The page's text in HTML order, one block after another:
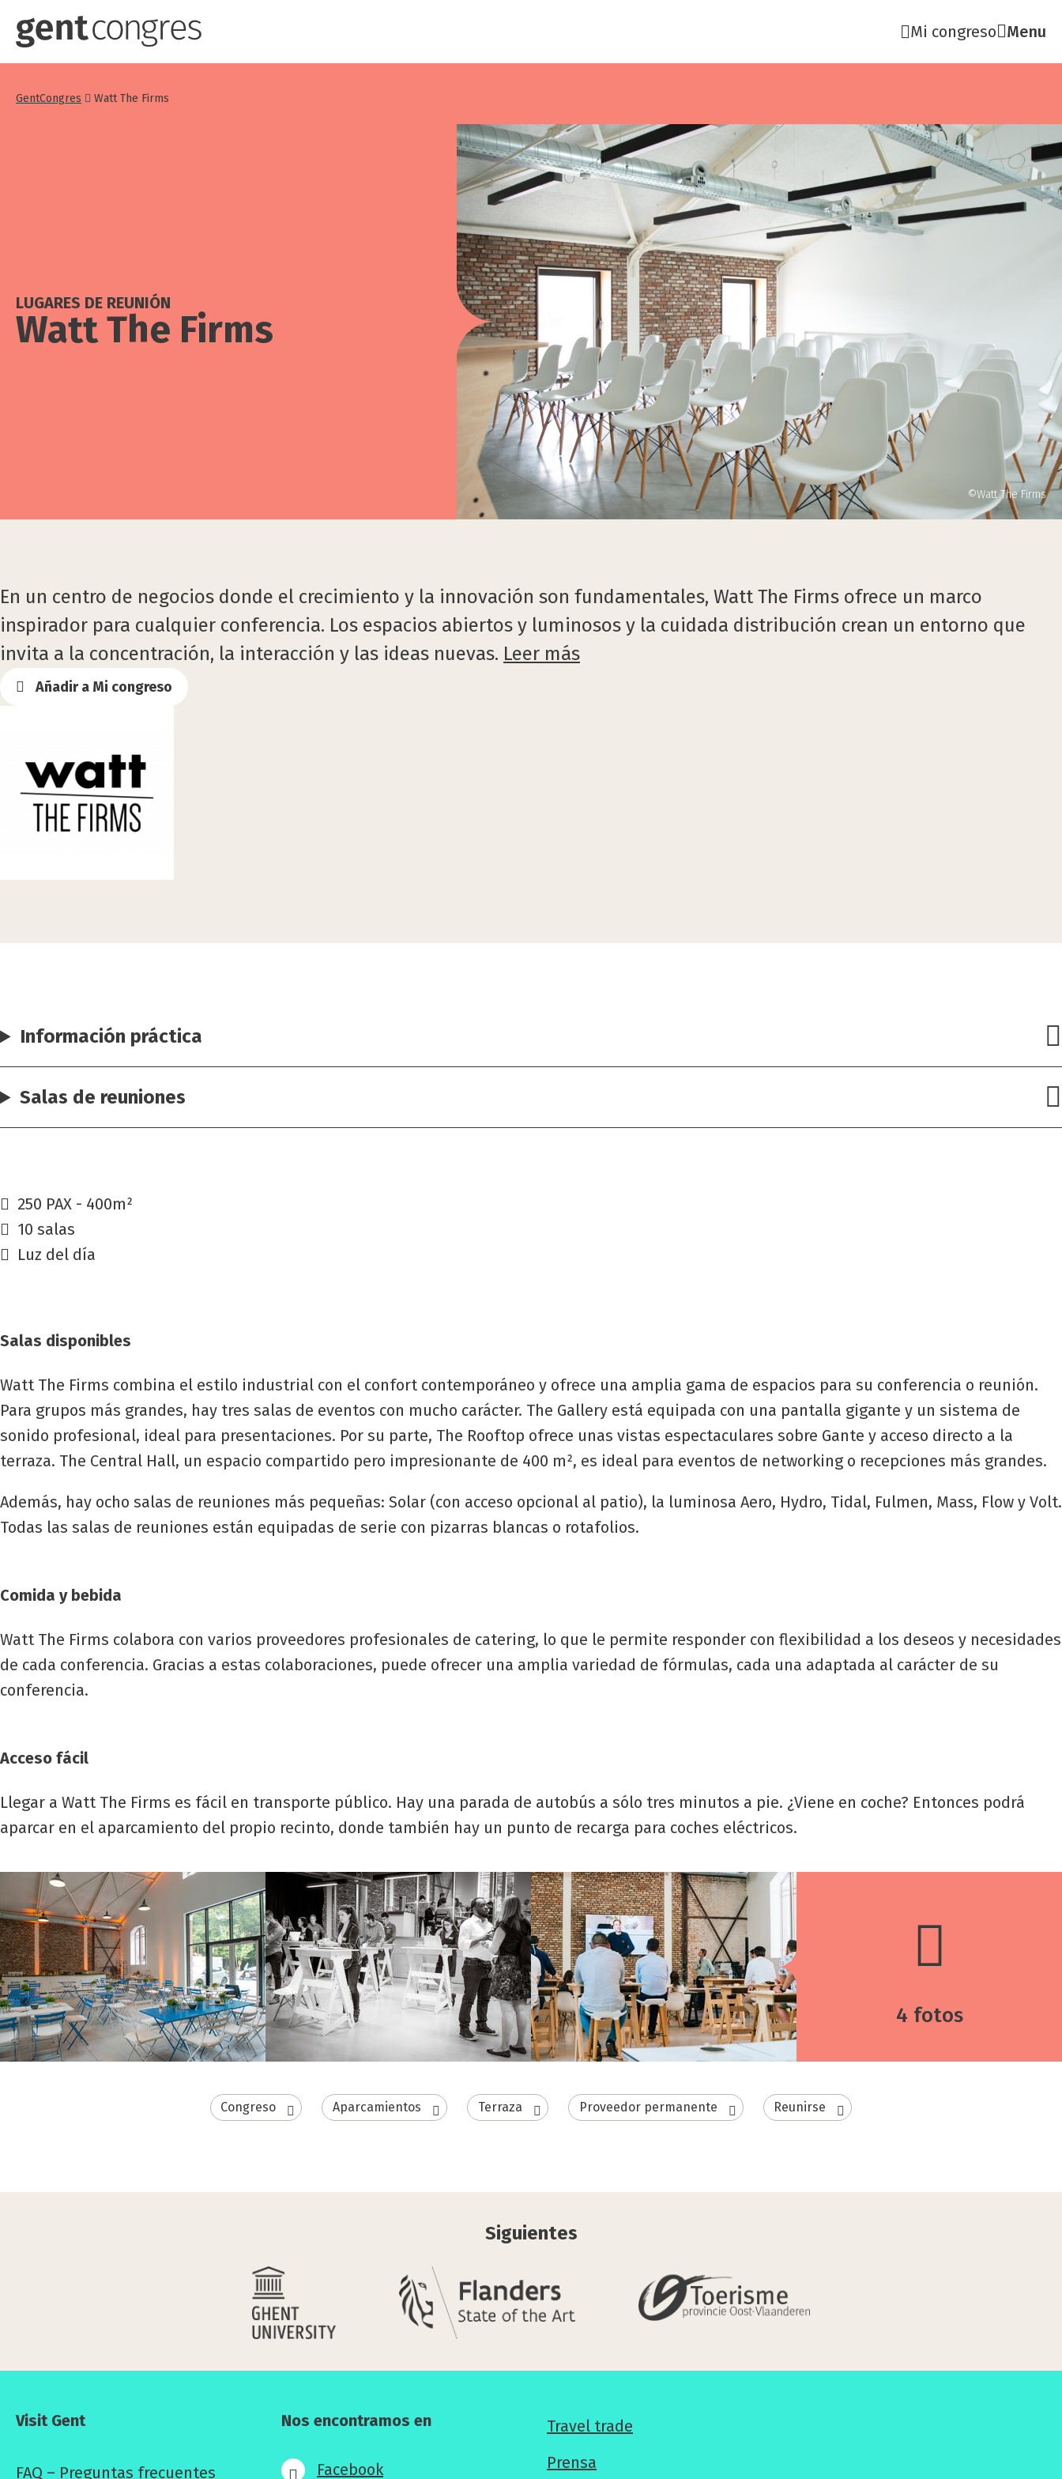
Pasar
contenido
Mi congreso Menu
GentCongres Watt The Firms
Watt The Firms
LUGARES DE REUNIÓN
©Watt The Firms
En un centro de negocios donde el crecimiento y la innovación son fundamentales, Watt The Firms ofrece un marco
inspirador para cualquier conferencia. Los espacios abiertos y luminosos y la cuidada distribución crean un entorno que
invita a la concentración, la interacción y las ideas nuevas. Leer más
Añadir a Mi congreso
Información práctica
Salas de reuniones
250 PAX - 400m²
10 salas
Luz del día
Salas disponibles
Watt The Firms combina el estilo industrial con el confort contemporáneo y ofrece una amplia gama de espacios para su conferencia o reunión.
Para grupos más grandes, hay tres salas de eventos con mucho carácter. The Gallery está equipada con una pantalla gigante y un sistema de
sonido profesional, ideal para presentaciones. Por su parte, The Rooftop ofrece unas vistas espectaculares sobre Gante y acceso directo a la
terraza. The Central Hall, un espacio compartido pero impresionante de 400 m², es ideal para eventos de networking o recepciones más grandes.
Además, hay ocho salas de reuniones más pequeñas: Solar (con acceso opcional al patio), la luminosa Aero, Hydro, Tidal, Fulmen, Mass, Flow y Volt.
Todas las salas de reuniones están equipadas de serie con pizarras blancas o rotafolios.
Comida y bebida
Watt The Firms colabora con varios proveedores profesionales de catering, lo que le permite responder con flexibilidad a los deseos y necesidades
de cada conferencia. Gracias a estas colaboraciones, puede ofrecer una amplia variedad de fórmulas, cada una adaptada al carácter de su
conferencia.
Acceso fácil
Llegar a Watt The Firms es fácil en transporte público. Hay una parada de autobús a sólo tres minutos a pie. ¿Viene en coche? Entonces podrá
aparcar en el aparcamiento del propio recinto, donde también hay un punto de recarga para coches eléctricos.
4 fotos
Congreso Aparcamientos Terraza Proveedor permanente Reunirse
Siguientes
Visit Gent
FAQ – Preguntas frecuentes
Nos encontramos en
Facebook
Para
los
Travel trade
Prensa